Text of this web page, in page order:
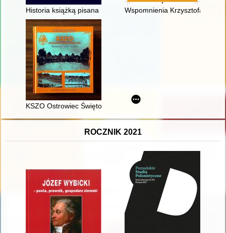
Historia książką pisana : 80 lat Biblioteki Pedagogicznej w
Wspomnienia Krzysztofa
KSZO Ostrowiec Świętokrzyski : pływanie i piłka wodna :
ROCZNIK 2021